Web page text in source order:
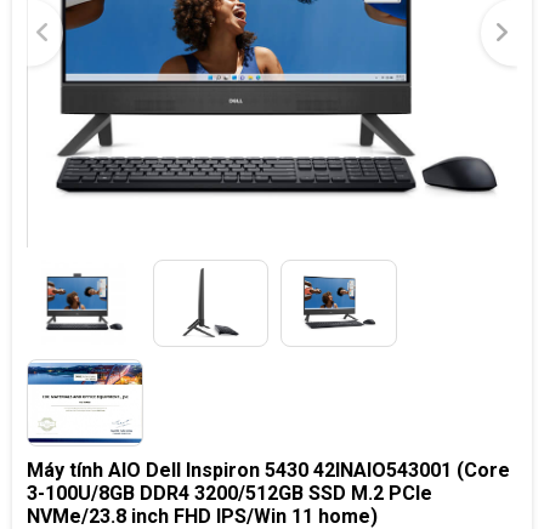
Máy tính AIO Dell Inspiron 5430 42INAIO543001 (Core
3-100U/8GB DDR4 3200/512GB SSD M.2 PCIe
NVMe/23.8 inch FHD IPS/Win 11 home)